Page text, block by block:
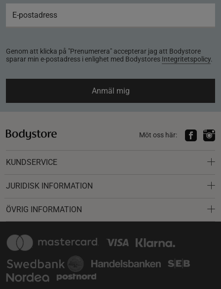
Genom att klicka på "Prenumerera" accepterar jag att Bodystore
sparar min e-postadress i enlighet med Bodystores Integritetspolicy.
Anmäl mig
Möt oss här:
KUNDSERVICE
JURIDISK INFORMATION
ÖVRIG INFORMATION